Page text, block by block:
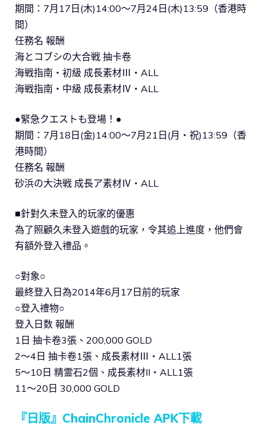
期間：7月17日(木)14:00～7月24日(木)13:59（香港時
間）
任務名 報酬
海とコブシの大合戦 抽卡卷
海戦指南・初級 成長素材Ⅲ・ALL
海戦指南・中級 成長素材Ⅳ・ALL
●緊急クエストも登場！●
期間：7月18日(金)14:00～7月21日(月・祝)13:59（香
港時間）
任務名 報酬
砂浜の大決戦 成長ア素材Ⅳ・ALL
■針對久未登入的玩家的優惠
為了照顧久未登入遊戲的玩家，令其追上進度，他們會
有額外登入禮品。
○對象○
最終登入日為2014年6月17日前的玩家
○登入禮物○
登入日数 報酬
1日 抽卡卷3張、200,000 GOLD
2～4日 抽卡卷1張、成長素材Ⅲ・ALL1張
5～10日 精霊石2個、成長素材II・ALL1張
11～20日 30,000 GOLD
『日版』ChainChronicle APK下載